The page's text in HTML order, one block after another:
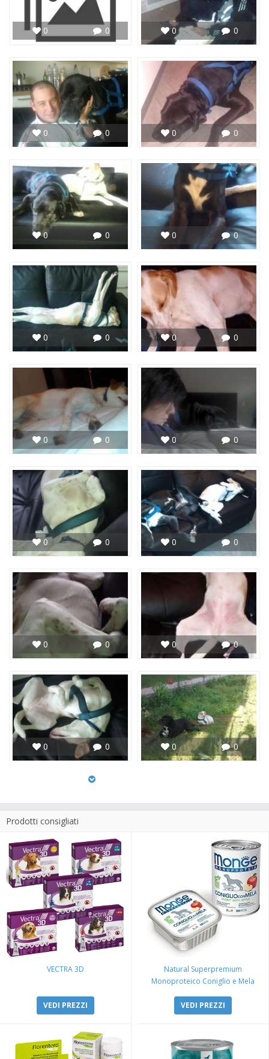
0 0 0 0
0 0 0 0
0 0 0 0
0 0 0 0
0 0 0 0
0 0 0 0
0 0 0 0
0 0 0 0
Prodotti consigliati
VECTRA 3D
VEDI PREZZI
Natural Superpremium
Monoproteico Coniglio e Mela
VEDI PREZZI